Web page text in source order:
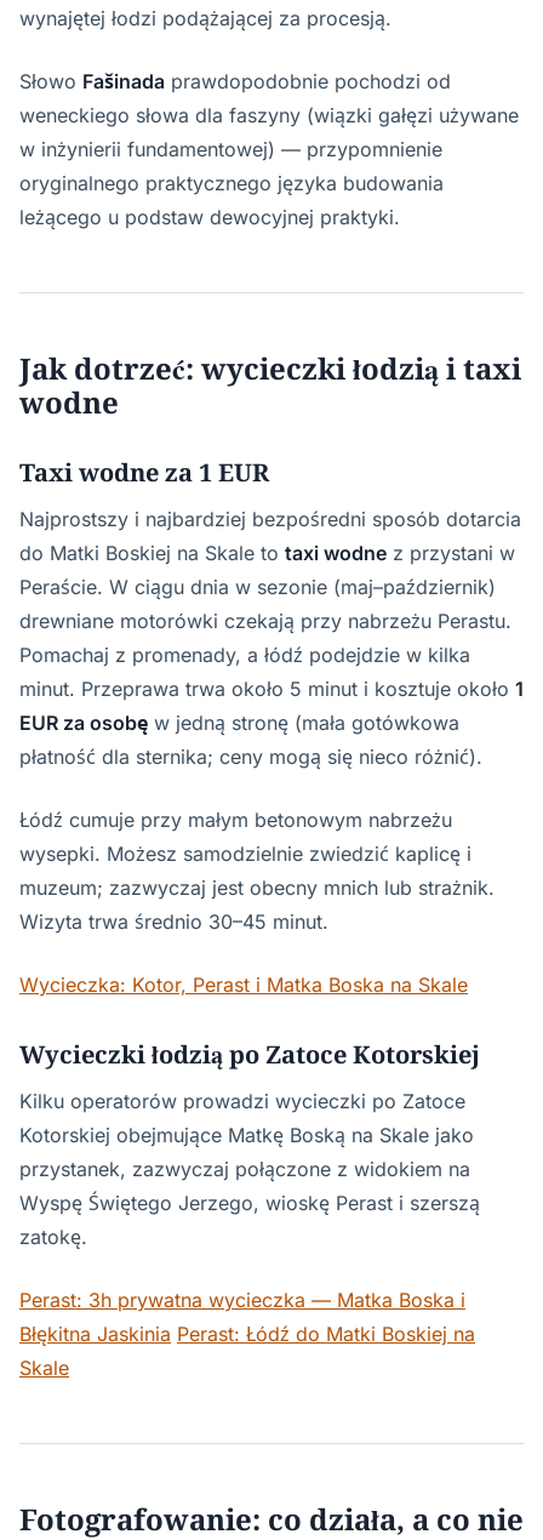
wynajętej łodzi podążającej za procesją.
Słowo Fašinada prawdopodobnie pochodzi od
weneckiego słowa dla faszyny (wiązki gałęzi używane
w inżynierii fundamentowej) — przypomnienie
oryginalnego praktycznego języka budowania
leżącego u podstaw dewocyjnej praktyki.
Jak dotrzeć: wycieczki łodzią i taxi
wodne
Taxi wodne za 1 EUR
Najprostszy i najbardziej bezpośredni sposób dotarcia
do Matki Boskiej na Skale to taxi wodne z przystani w
Peraście. W ciągu dnia w sezonie (maj–październik)
drewniane motorówki czekają przy nabrzeżu Perastu.
Pomachaj z promenady, a łódź podejdzie w kilka
minut. Przeprawa trwa około 5 minut i kosztuje około 1
EUR za osobę w jedną stronę (mała gotówkowa
płatność dla sternika; ceny mogą się nieco różnić).
Łódź cumuje przy małym betonowym nabrzeżu
wysepki. Możesz samodzielnie zwiedzić kaplicę i
muzeum; zazwyczaj jest obecny mnich lub strażnik.
Wizyta trwa średnio 30–45 minut.
Wycieczka: Kotor, Perast i Matka Boska na Skale
Wycieczki łodzią po Zatoce Kotorskiej
Kilku operatorów prowadzi wycieczki po Zatoce
Kotorskiej obejmujące Matkę Boską na Skale jako
przystanek, zazwyczaj połączone z widokiem na
Wyspę Świętego Jerzego, wioskę Perast i szerszą
zatokę.
Perast: 3h prywatna wycieczka — Matka Boska i
Błękitna Jaskinia Perast: Łódź do Matki Boskiej na
Skale
Fotografowanie: co działa, a co nie